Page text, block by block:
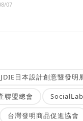
07
JDIE日本設計創意暨發明
聯盟總會 SocialLab
台灣發明商品促進協會